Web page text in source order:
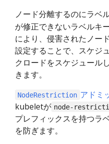
ノード分離するのにラベ
が修正できないラベルキ
により、侵害されたノー
設定することで、スケジ
クロードをスケジュール
きます。
NodeRestriction アドミ
kubeletが node-
プレフィックスを持つラ
を防ぎます。